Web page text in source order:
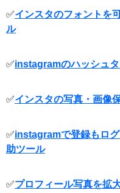
✅インスタのフォントを
ル
✅instagramのハッシュ
✅インスタの写真・画像
✅instagramで登録もロ
助ツール
✅プロフィール写真を拡